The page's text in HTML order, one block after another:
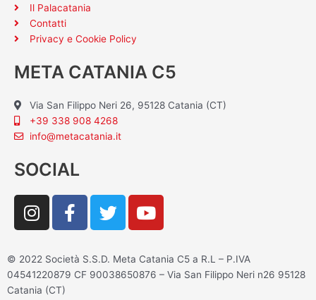
Il Palacatania
Contatti
Privacy e Cookie Policy
META CATANIA C5
Via San Filippo Neri 26, 95128 Catania (CT)
+39 338 908 4268
info@metacatania.it
SOCIAL
I
n
t
a
g
F
a
e
b
T
w
t
t
Y
o
t
u
© 2022 Società S.S.D. Meta Catania C5 a R.L – P.IVA
04541220879 CF 90038650876 – Via San Filippo Neri n26 95128
Catania (CT)